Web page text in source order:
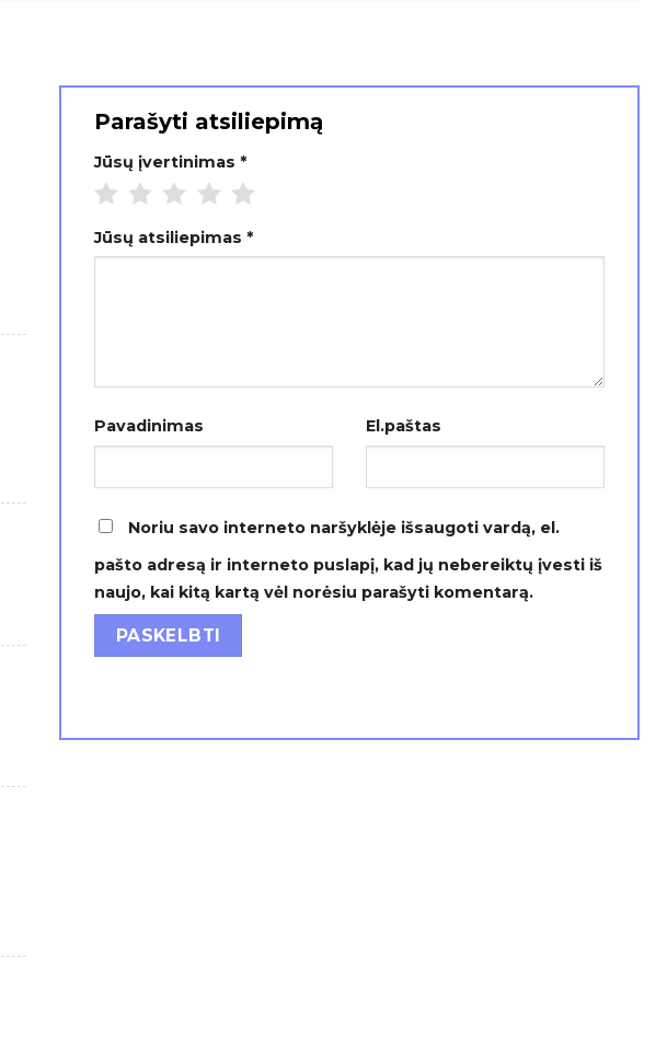
Parašyti atsiliepimą
Jūsų įvertinimas *
Jūsų atsiliepimas *
Pavadinimas El.paštas
Noriu savo interneto naršyklėje išsaugoti vardą, el.
pašto adresą ir interneto puslapį, kad jų nebereiktų įvesti iš
naujo, kai kitą kartą vėl norėsiu parašyti komentarą.